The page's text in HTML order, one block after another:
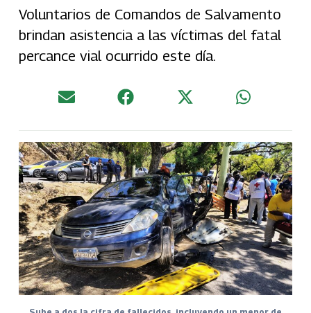
Voluntarios de Comandos de Salvamento
brindan asistencia a las víctimas del fatal
percance vial ocurrido este día.